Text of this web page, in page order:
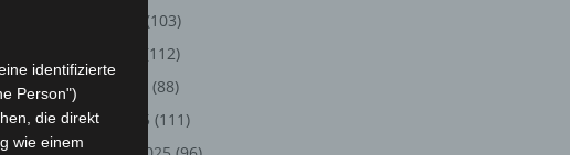
(103)
(112)
April 2025
(88)
März 2025 (111)
identifizierte
Person")
die direkt
wie einem